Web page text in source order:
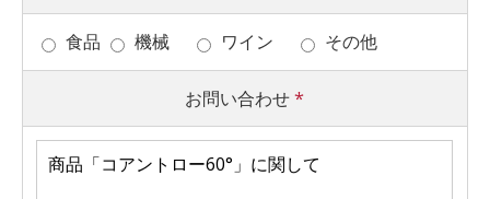
食品 機械 ワイン その他
お問い合わせ*